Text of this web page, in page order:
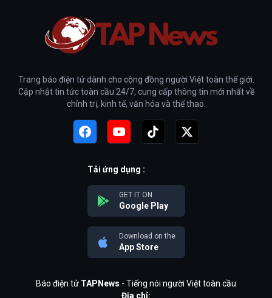
Trang báo điện tử dành cho cộng đồng người Việt toàn thế giới.
Cập nhật tin tức toàn cầu 24/7, cung cấp thông tin mới nhất về
chính trị, kinh tế, văn hóa và thể thao.
Tải ứng dụng :
GET IT ON
Google Play
Download on the
App Store
Báo điện tử TAPNews - Tiếng nói người Việt toàn cầu
Địa chỉ: